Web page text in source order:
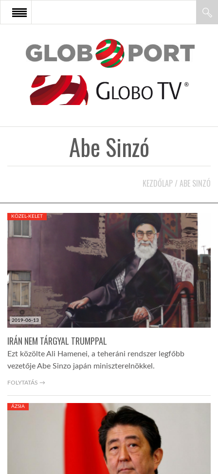
FŐOLDAL
AFRIKA
KÖZEL-KELET
AUSZTRÁLIA
A VILÁG ITTHON
GLOBOTV BP
Abe Sinzó
KEZDŐLAP / ABE SINZÓ
2019-06-13
KÖZEL-KELET
IRÁN NEM TÁRGYAL TRUMPPAL
Ezt közölte Ali Hamenei, a teheráni rendszer legfőbb
vezetője Abe Sinzo japán miniszterelnökkel.
FOLYTATÁS →
ÁZSIA